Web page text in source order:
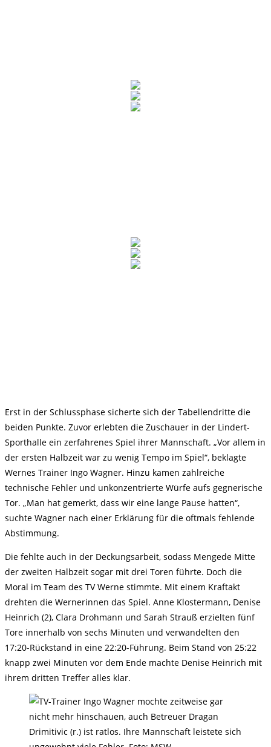
Erst in der Schlussphase sicherte sich der Tabellendritte die
beiden Punkte. Zuvor erlebten die Zuschauer in der Lindert-
Sporthalle ein zerfahrenes Spiel ihrer Mannschaft. „Vor allem in
der ersten Halbzeit war zu wenig Tempo im Spiel“, beklagte
Wernes Trainer Ingo Wagner. Hinzu kamen zahlreiche
technische Fehler und unkonzentrierte Würfe aufs gegnerische
Tor. „Man hat gemerkt, dass wir eine lange Pause hatten“,
suchte Wagner nach einer Erklärung für die oftmals fehlende
Abstimmung.
Die fehlte auch in der Deckungsarbeit, sodass Mengede Mitte
der zweiten Halbzeit sogar mit drei Toren führte. Doch die
Moral im Team des TV Werne stimmte. Mit einem Kraftakt
drehten die Wernerinnen das Spiel. Anne Klostermann, Denise
Heinrich (2), Clara Drohmann und Sarah Strauß erzielten fünf
Tore innerhalb von sechs Minuten und verwandelten den
17:20-Rückstand in eine 22:20-Führung. Beim Stand von 25:22
knapp zwei Minuten vor dem Ende machte Denise Heinrich mit
ihrem dritten Treffer alles klar.